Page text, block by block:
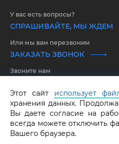
GRAF КОЛЬЦОВ. Все права
У вас есть вопросы?
СПРАШИВАЙТЕ, МЫ ЖДЕМ
Или мы вам перезвоним
ЗАКАЗАТЬ ЗВОНОК
Звоните нам
Этот сайт использует
хранения данных.
Вы даете согласие на
всегда можете отключить
Вашего браузера.